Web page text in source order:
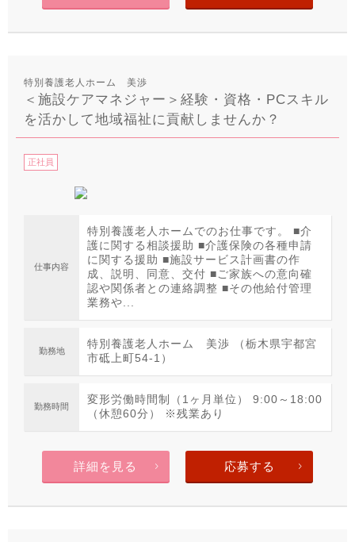
特別養護老人ホーム 美渉
＜施設ケアマネジャー＞経験・資格・PCスキル
を活かして地域福祉に貢献しませんか？
正社員
仕事内容
特別養護老人ホームでのお仕事です。 ■介
護に関する相談援助 ■介護保険の各種申請
に関する援助 ■施設サービス計画書の作
成、説明、同意、交付 ■ご家族への意向確
認や関係者との連絡調整 ■その他給付管理
業務や...
勤務地
特別養護老人ホーム 美渉 （栃木県宇都宮
市砥上町54-1）
勤務時間
変形労働時間制（1ヶ月単位） 9:00～18:00
（休憩60分） ※残業あり
詳細を見る 応募する